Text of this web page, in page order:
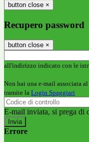
button close ×
Recupero password
button close ×
all'indirizzo indicato con le
Non hai una e-mail associata
tramite la Login Spaggiari
E-mail inviata, si prega di
Errore